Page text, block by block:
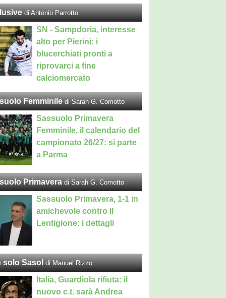
di Antonio Parrotto
SN - Sampdoria, interesse
alto per Pierini: i
blucerchiati pronti a
riprovarci a fine
calciomercato
Femminile di Sarah G. Comotto
Sassuolo Primavera
Femminile, il calendario del
campionato 26/27: si parte
a Parma
Primavera di Sarah G. Comotto
Sassuolo Primavera, 1-1 in
amichevole contro il
Lentigione: i dettagli
solo Sasol di Manuel Rizzo
Italia, Guardiola rifiuta: il
nuovo c.t. sarà Andrea